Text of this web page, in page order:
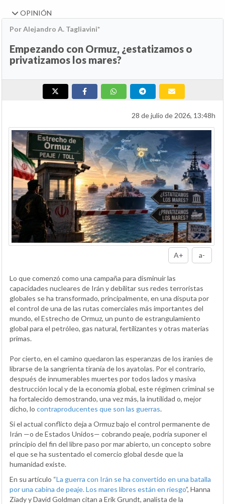
OPINIÓN
Por Alejandro A. Tagliavini*
Empezando con Ormuz, ¿estatizamos o
privatizamos los mares?
28 de julio de 2026, 13:48h
A+ a-
Lo que comenzó como una campaña para disminuir las
capacidades nucleares de Irán y debilitar sus redes terroristas
globales se ha transformado, principalmente, en una disputa por
el control de una de las rutas comerciales más importantes del
mundo, el Estrecho de Ormuz, un punto de estrangulamiento
global para el petróleo, gas natural, fertilizantes y otras materias
primas.
Por cierto, en el camino quedaron las esperanzas de los iraníes de
librarse de la sangrienta tiranía de los ayatolas. Por el contrario,
después de innumerables muertes por todos lados y masiva
destrucción local y de la economía global, este régimen criminal se
ha fortalecido demostrando, una vez más, la inutilidad o, mejor
dicho, lo contraproducentes que son las guerras.
Si el actual conflicto deja a Ormuz bajo el control permanente de
Irán —o de Estados Unidos— cobrando peaje, podría suponer el
principio del fin del libre paso por mar abierto, un concepto sobre
el que se ha sustentado el comercio global desde que la
humanidad existe.
En su artículo “La guerra con Irán se ha convertido en una batalla
por una cabina de peaje. Los mares libres están en riesgo”, Hanna
Ziady y David Goldman citan a Erik Grundt, analista de la